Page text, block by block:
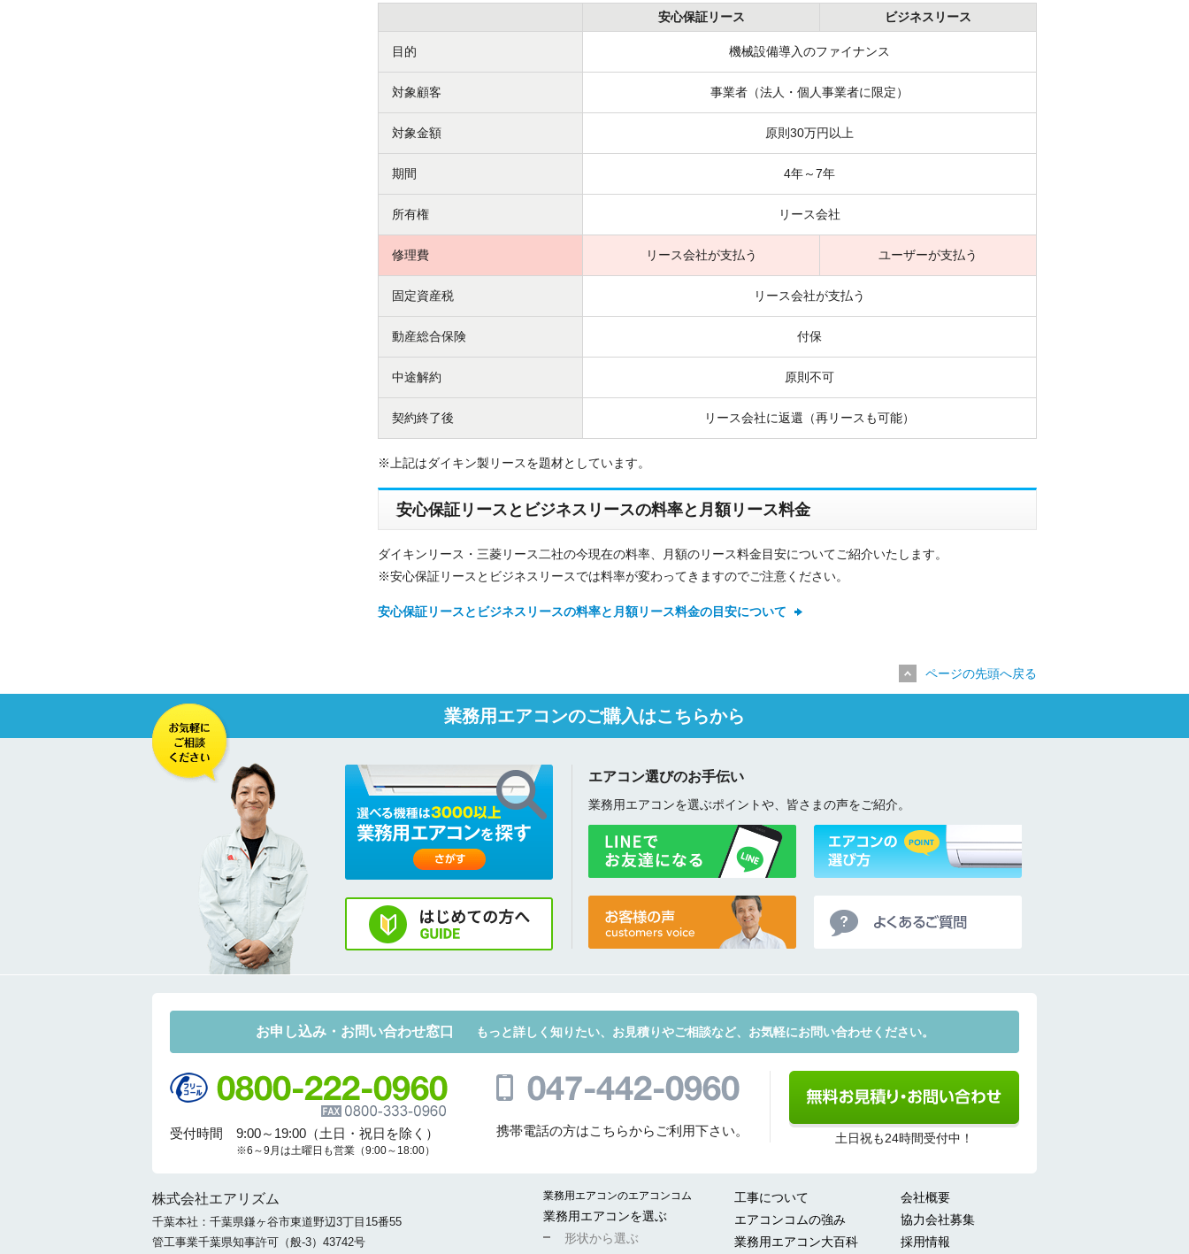
安心保証リース ビジネスリース
目的 機械設備導入のファイナンス
対象顧客 事業者（法人・個人事業者に限定）
対象金額 原則30万円以上
期間 4年～7年
所有権 リース会社
修理費 リース会社が支払う ユーザーが支払う
固定資産税 リース会社が支払う
動産総合保険 付保
中途解約 原則不可
契約終了後 リース会社に返還（再リースも可能）
※上記はダイキン製リースを題材としています。
安心保証リースとビジネスリースの料率と月額リース料金
ダイキンリース・三菱リース二社の今現在の料率、月額のリース料金目安についてご紹介いたします。
※安心保証リースとビジネスリースでは料率が変わってきますのでご注意ください。
安心保証リースとビジネスリースの料率と月額リース料金の目安について
ページの先頭へ戻る
業務用エアコンのご購入はこちらから
エアコン選びのお手伝い
業務用エアコンを選ぶポイントや、皆さまの声をご紹介。
お申し込み・お問い合わせ窓口 もっと詳しく知りたい、お見積りやご相談など、お気軽にお問い合わせください。
受付時間 9:00～19:00（土日・祝日を除く）
※6～9月は土曜日も営業（9:00～18:00）
携帯電話の方はこちらからご利用下さい。 土日祝も24時間受付中！
折り返しのご連絡
(ご選択ください)
メール
株式会社エアリズム
千葉本社：千葉県鎌ヶ谷市東道野辺3丁目15番55
管工事業千葉県知事許可（般-3）43742号
業務用エアコンのエアコンコム
業務用エアコンを選ぶ
形状から選ぶ
工事について
エアコンコムの強み
業務用エアコン大百科
会社概要
協力会社募集
採用情報